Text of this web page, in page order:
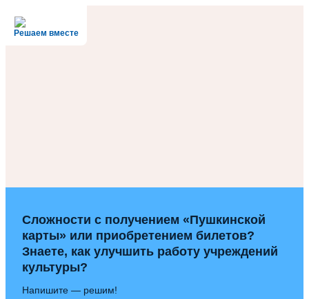
Решаем вместе
Сложности с получением «Пушкинской
карты» или приобретением билетов?
Знаете, как улучшить работу учреждений
культуры?
Напишите — решим!